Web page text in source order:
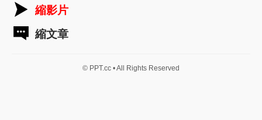
縮影片
縮文章
© PPT.cc • All Rights Reserved